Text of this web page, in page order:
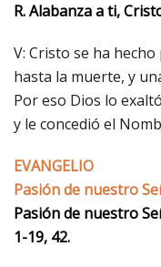
R. Alabanza a ti,
V: Cristo se ha
hasta la muerte, y
Por eso Dios lo
y le concedió el
EVANGELIO
Pasión de nuestro
Pasión de nuestro
1-19, 42.